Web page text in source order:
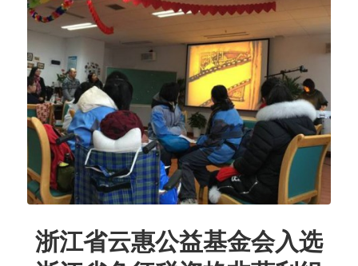
浙江省云惠公益基金会入选